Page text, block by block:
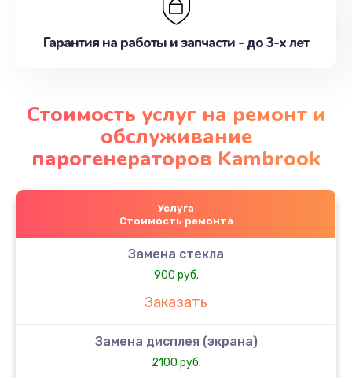
Гарантия на работы и запчасти - до 3-х лет
Стоимость услуг на ремонт и
обслуживание
парогенераторов Kambrook
Услуга
Стоимость ремонта
Замена стекла
900 руб.
Заказать
Замена дисплея (экрана)
2100 руб.